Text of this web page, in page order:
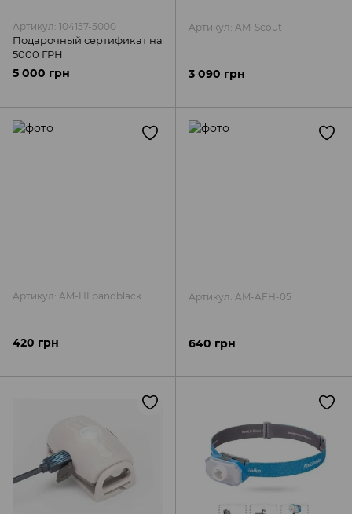
Артикул: 104157-5000
Подарочный сертификат на
5000 ГРН
5 000 грн
Артикул: AM-Scout
3 090 грн
Артикул: AM-HLbandblack
420 грн
Артикул: AM-AFH-05
640 грн